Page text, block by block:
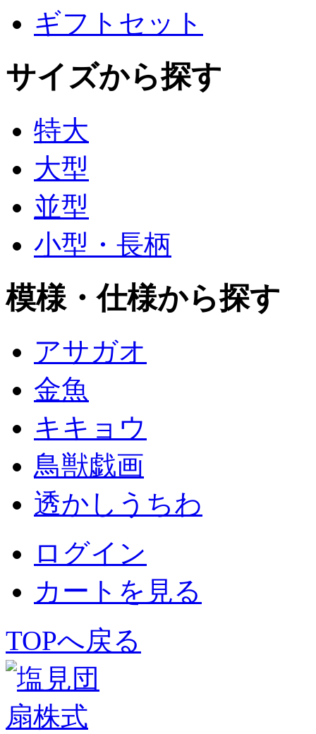
ギフトセット
サイズから探す
特大
大型
並型
小型・長柄
模様・仕様から探す
アサガオ
金魚
キキョウ
鳥獣戯画
透かしうちわ
ログイン
カートを見る
TOPへ戻る